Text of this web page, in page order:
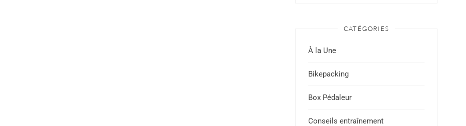
CATÉGORIES
À la Une
Bikepacking
Box Pédaleur
Conseils entraînement